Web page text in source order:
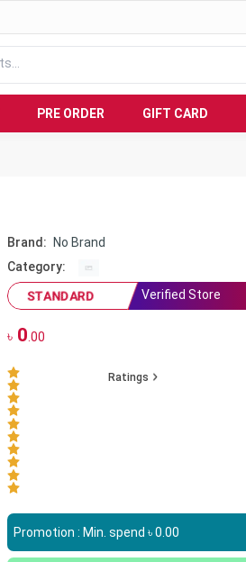
PRE ORDER GIFT CARD
Brand:
No Brand
Category:
STANDARD
Verified Store
৳0 .00
Ratings
Promotion : Min. spend ৳0.00